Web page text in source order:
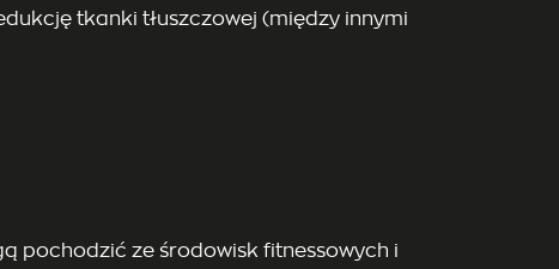
tkanki tłuszczowej (między innymi
pochodzić ze środowisk fitnessowych i